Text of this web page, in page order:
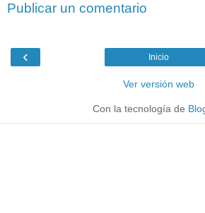
Publicar un comentario
‹ Inicio
Ver versión web
Con la tecnología de